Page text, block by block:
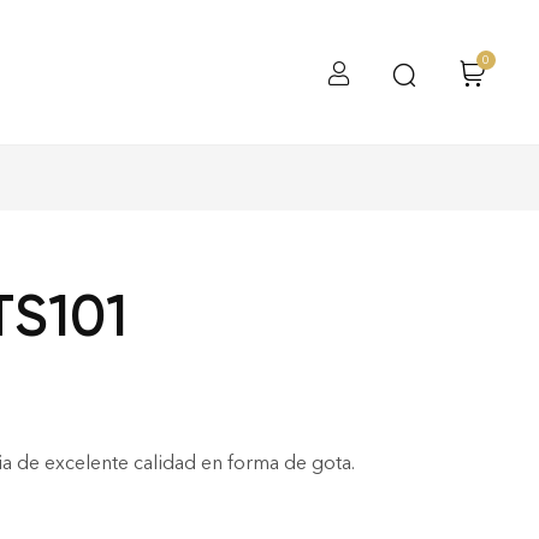
0
de excelente calidad en forma de gota.